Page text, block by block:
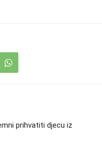
prihvatiti djecu iz